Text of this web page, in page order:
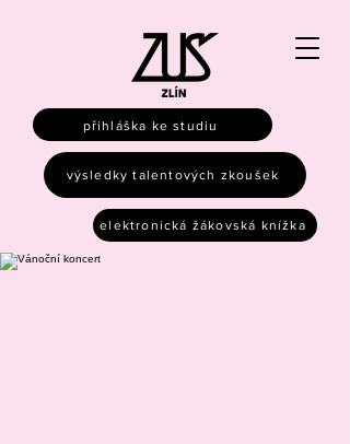
přihláška ke studiu
výsledky talentových zkoušek
elektronická žákovská knížka